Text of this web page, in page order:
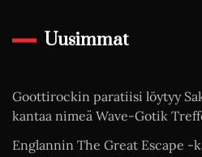
Uusimmat
Goottirockin paratiisi löytyy
kantaa nimeä Wave-Gotik
Englannin The Great Escape -